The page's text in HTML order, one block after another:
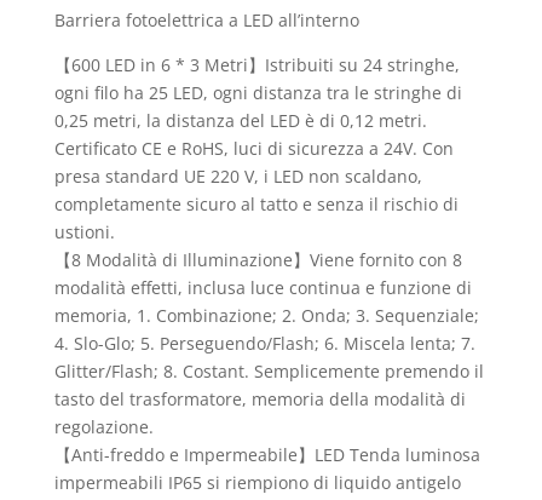
Barriera fotoelettrica a LED all’interno
【600 LED in 6 * 3 Metri】Istribuiti su 24 stringhe,
ogni filo ha 25 LED, ogni distanza tra le stringhe di
0,25 metri, la distanza del LED è di 0,12 metri.
Certificato CE e RoHS, luci di sicurezza a 24V. Con
presa standard UE 220 V, i LED non scaldano,
completamente sicuro al tatto e senza il rischio di
ustioni.
【8 Modalità di Illuminazione】Viene fornito con 8
modalità effetti, inclusa luce continua e funzione di
memoria, 1. Combinazione; 2. Onda; 3. Sequenziale;
4. Slo-Glo; 5. Perseguendo/Flash; 6. Miscela lenta; 7.
Glitter/Flash; 8. Costant. Semplicemente premendo il
tasto del trasformatore, memoria della modalità di
regolazione.
【Anti-freddo e Impermeabile】LED Tenda luminosa
impermeabili IP65 si riempiono di liquido antigelo